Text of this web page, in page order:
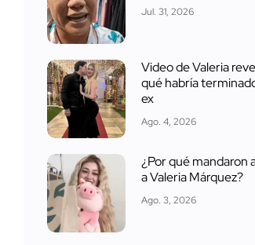
Jul. 31, 2026
Video de Valeria
qué habría
ex
Ago. 4, 2026
¿Por qué mandaron
a Valeria Márquez?
Ago. 3, 2026